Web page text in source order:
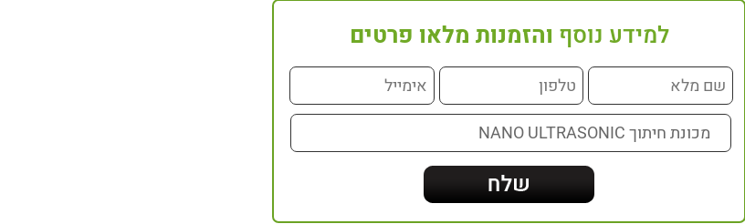
למידע נוסף והזמנות מלאו פרטים